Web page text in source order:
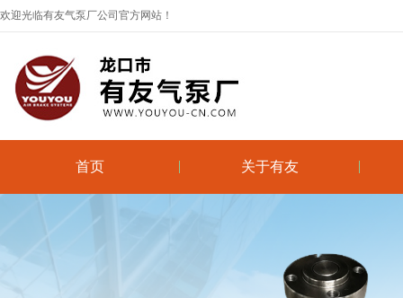
欢迎光临有友气泵厂公司官方网站！
首页 关于有友